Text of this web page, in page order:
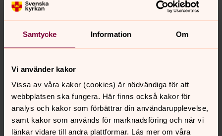
Samtycke Information Om
Vi använder kakor
Vissa av våra kakor (cookies) är nödvändiga för att
webbplatsen ska fungera. Här finns också kakor för
analys och kakor som förbättrar din användarupplevelse,
samt kakor som används för marknadsföring och när vi
länkar vidare till andra plattformar. Läs mer om våra
Du behövs - ideell i Härlanda
Ett viktigt engagemang i stort och smått. Vad vill du
hjälpa till med i Härlanda församling?
Frivilligcentralen Knuten
På Råstensgatan 4 hittar du Frivilligcentralen Knuten -
en öppen mötesplats för alla i hjärtat av Kålltorp.